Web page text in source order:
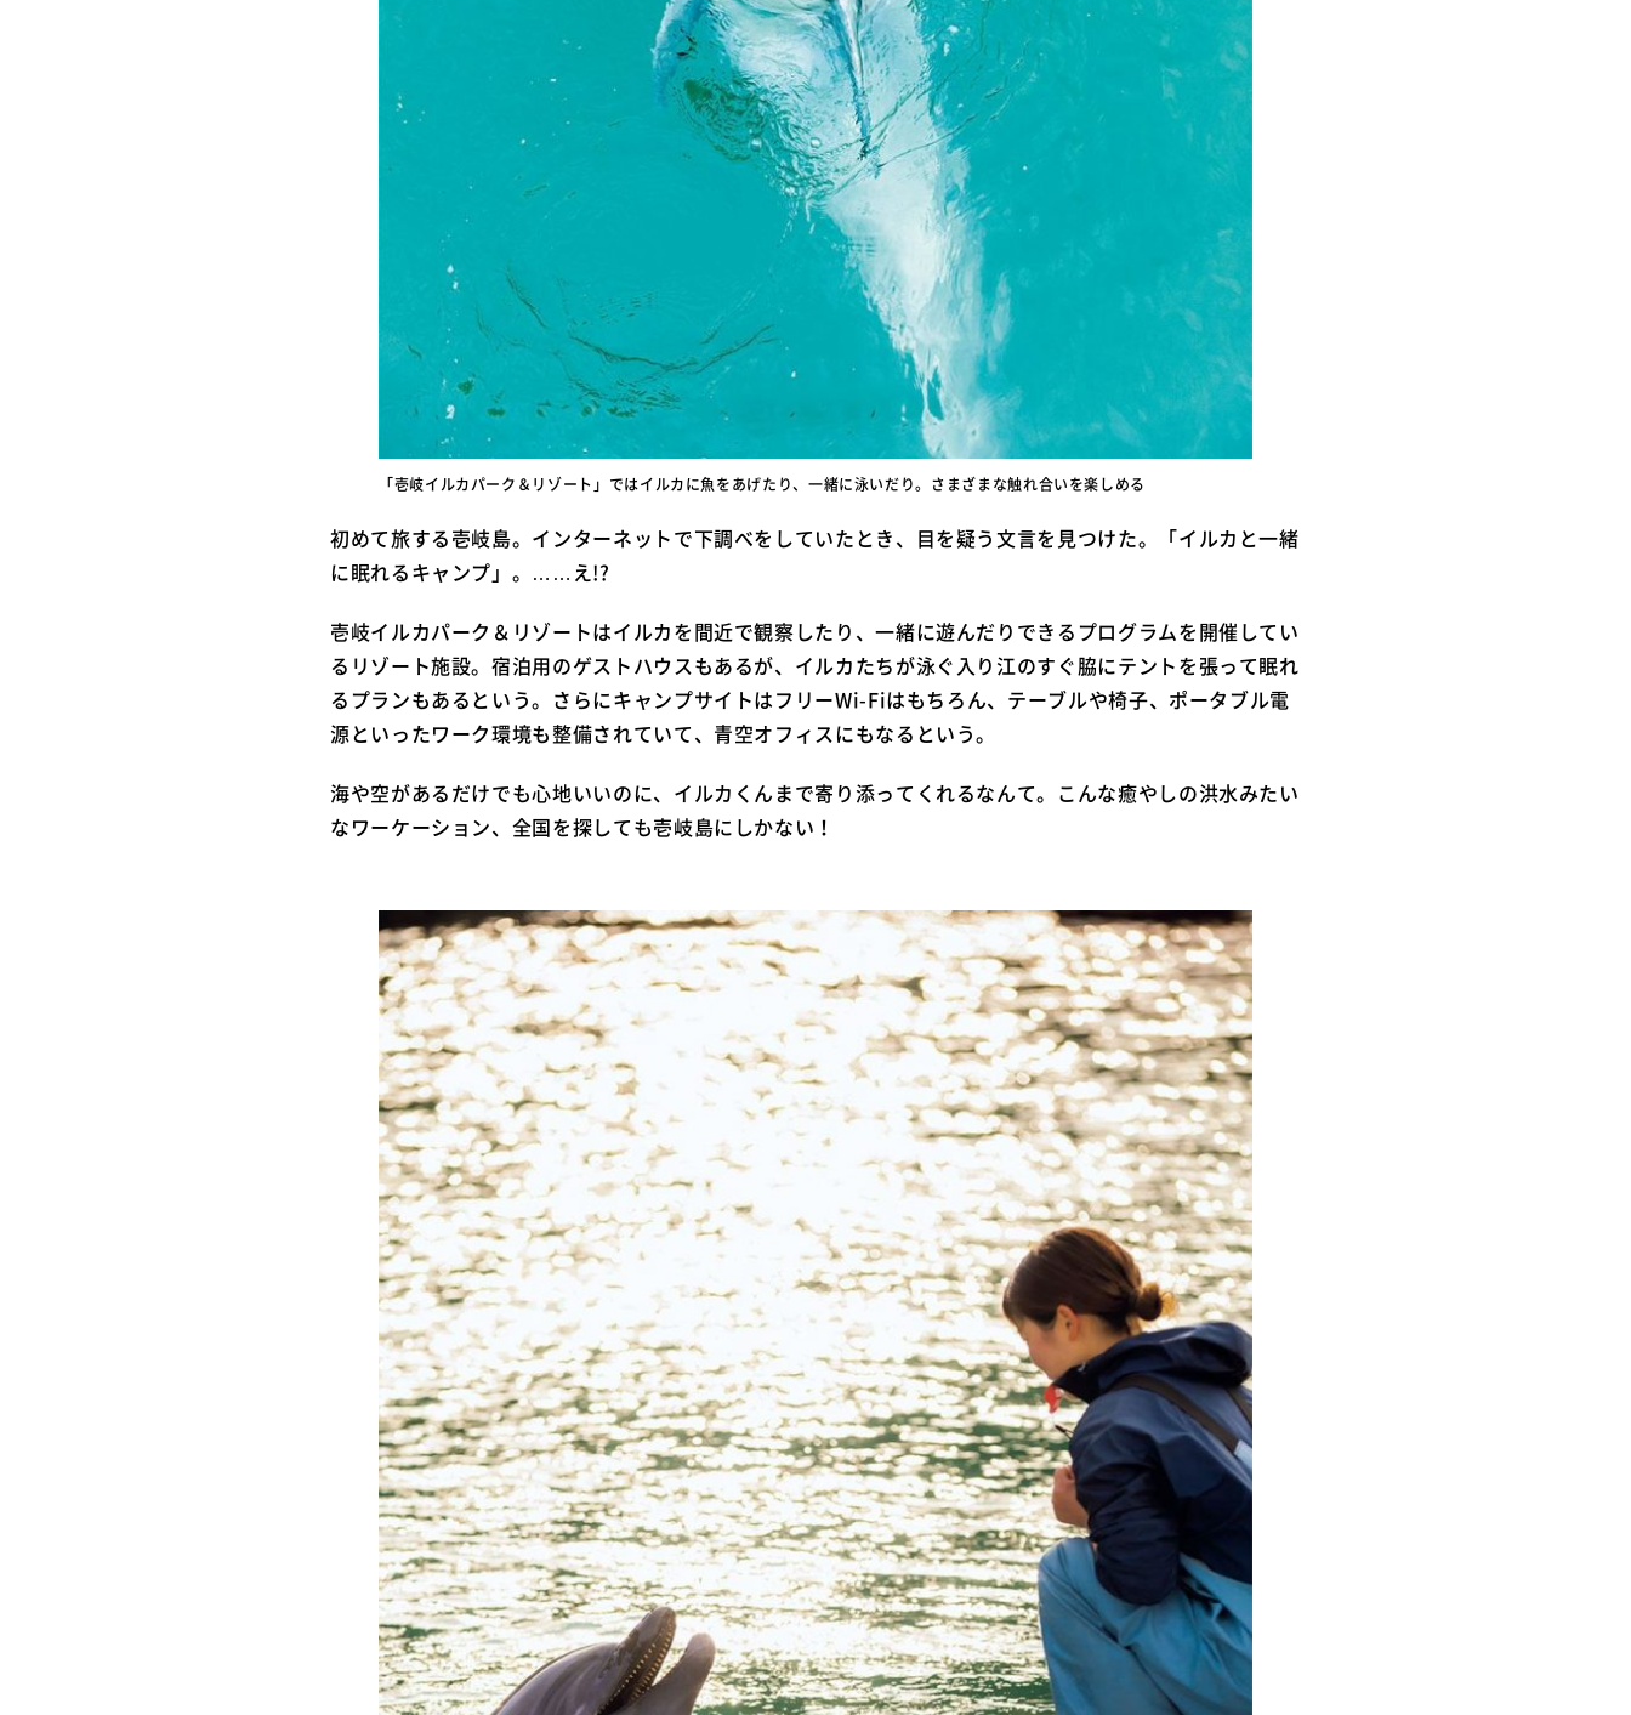
「壱岐イルカパーク＆リゾート」ではイルカに魚をあげたり、一緒に泳いだり。さまざまな触れ合いを楽しめる
初めて旅する壱岐島。インターネットで下調べをしていたとき、目を疑う文言を見つけた。「イルカと一緒
に眠れるキャンプ」。……え!?
壱岐イルカパーク＆リゾートはイルカを間近で観察したり、一緒に遊んだりできるプログラムを開催してい
るリゾート施設。宿泊用のゲストハウスもあるが、イルカたちが泳ぐ入り江のすぐ脇にテントを張って眠れ
るプランもあるという。さらにキャンプサイトはフリーWi-Fiはもちろん、テーブルや椅子、ポータブル電
源といったワーク環境も整備されていて、青空オフィスにもなるという。
海や空があるだけでも心地いいのに、イルカくんまで寄り添ってくれるなんて。こんな癒やしの洪水みたい
なワーケーション、全国を探しても壱岐島にしかない！